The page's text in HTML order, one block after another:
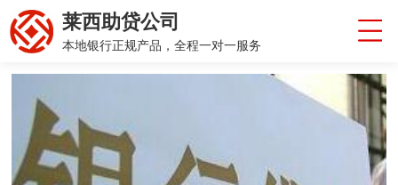
莱西助贷公司
本地银行正规产品，全程一对一服务